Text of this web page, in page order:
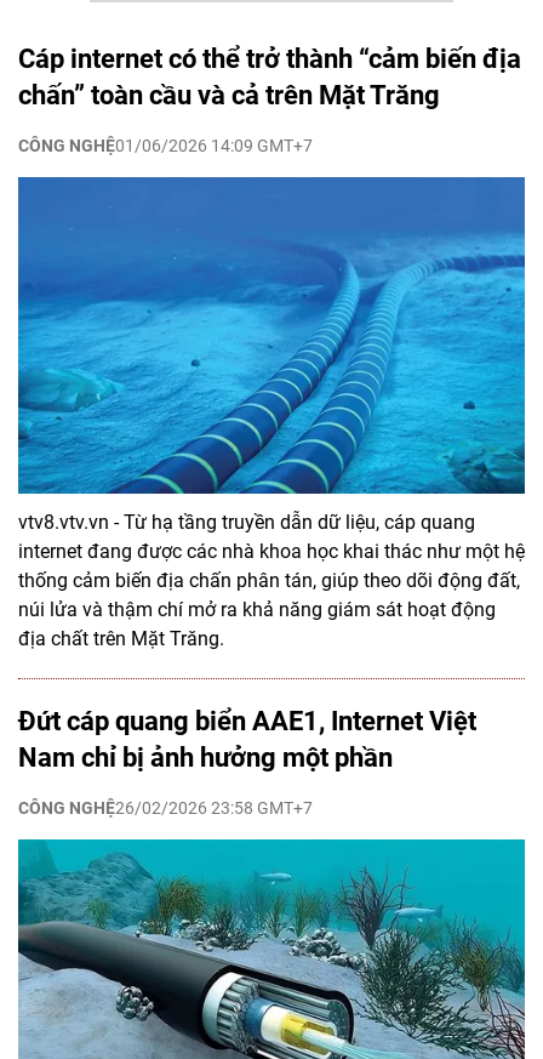
Cáp internet có thể trở thành “cảm biến địa
chấn” toàn cầu và cả trên Mặt Trăng
CÔNG NGHỆ01/06/2026 14:09 GMT+7
vtv8.vtv.vn - Từ hạ tầng truyền dẫn dữ liệu, cáp quang
internet đang được các nhà khoa học khai thác như một hệ
thống cảm biến địa chấn phân tán, giúp theo dõi động đất,
núi lửa và thậm chí mở ra khả năng giám sát hoạt động
địa chất trên Mặt Trăng.
Đứt cáp quang biển AAE1, Internet Việt
Nam chỉ bị ảnh hưởng một phần
CÔNG NGHỆ26/02/2026 23:58 GMT+7